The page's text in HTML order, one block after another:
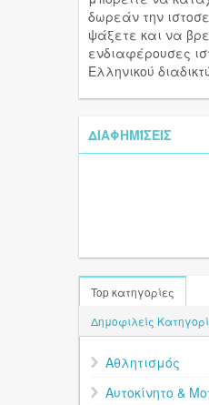
δωρεάν την
ψάξετε και να
ενδιαφέρουσες
Ελληνικού
ΔΙΑΦΗΜΊΣΕΙΣ
Top κατηγορίες
Δημοφιλείς
Αθλητισμός
Αυτοκίνητο &